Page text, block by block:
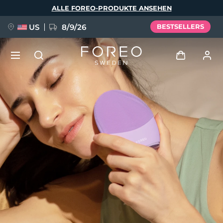
ALLE FOREO-PRODUKTE ANSEHEN
US 8/9/26 BESTSELLERS
Benutzerkonto
Meine Geräte
Meine Bestellungen
Meine Adressen
Meine Abonnements
NEU
FAQ™ Pure Beauty-Tech Elixir
BREAKING NEWS
issa™ Teeth Whitening Set
Sprache
English Deutsch
Español
Français
Italiano
Português
Svenska
Русский
Türkçe
简体中文 繁體中文